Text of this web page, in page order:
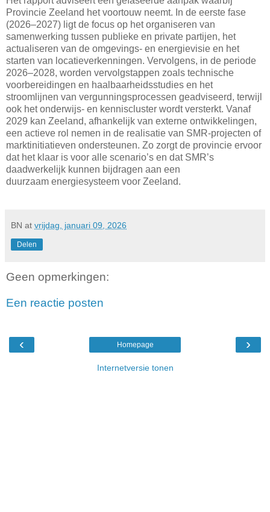
Provincie Zeeland het voortouw neemt. In de eerste fase
(2026–2027) ligt de focus op het organiseren van
samenwerking tussen publieke en private partijen, het
actualiseren van de omgevings- en energievisie en het
starten van locatieverkenningen. Vervolgens, in de periode
2026–2028, worden vervolgstappen zoals technische
voorbereidingen en haalbaarheidsstudies en het
stroomlijnen van vergunningsprocessen geadviseerd, terwijl
ook het onderwijs- en kenniscluster wordt versterkt. Vanaf
2029 kan Zeeland, afhankelijk van externe ontwikkelingen,
een actieve rol nemen in de realisatie van SMR-projecten of
marktinitiatieven ondersteunen. Zo zorgt de provincie ervoor
dat het klaar is voor alle scenario’s en dat SMR’s
daadwerkelijk kunnen bijdragen aan een
duurzaam energiesysteem voor Zeeland.
BN at vrijdag, januari 09, 2026
Delen
Geen opmerkingen:
Een reactie posten
‹ ›
Homepage
Internetversie tonen